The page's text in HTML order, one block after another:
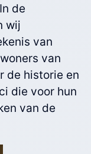
de
wij
van
van
de historie en
die voor hun
van de